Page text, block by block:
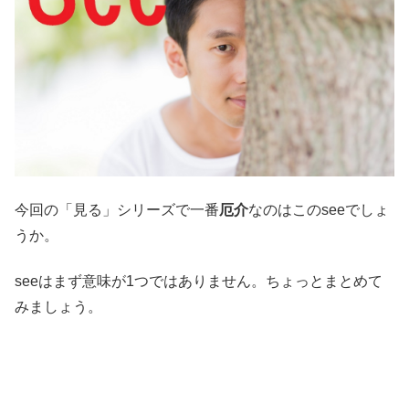
今回の「見る」シリーズで一番厄介なのはこのseeでしょ
うか。
seeはまず意味が1つではありません。ちょっとまとめて
みましょう。